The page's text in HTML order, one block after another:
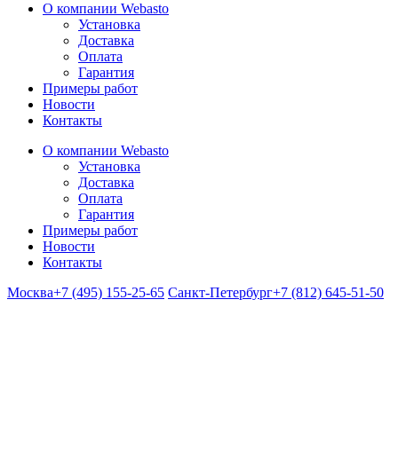
О компании Webasto
Установка
Доставка
Оплата
Гарантия
Примеры работ
Новости
Контакты
О компании Webasto
Установка
Доставка
Оплата
Гарантия
Примеры работ
Новости
Контакты
Москва+7 (495) 155-25-65 Санкт-Петербург+7 (812) 645-51-50